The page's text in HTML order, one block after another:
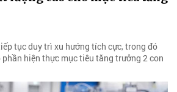
tục duy trì xu hướng tích cực, trong đó
hiện thực mục tiêu tăng trưởng 2 con